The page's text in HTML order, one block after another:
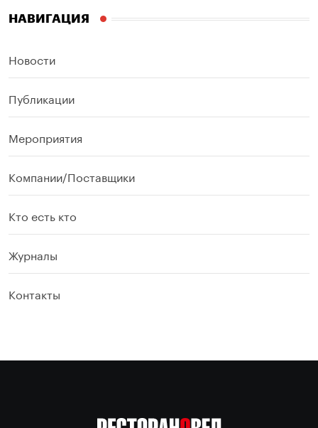
НАВИГАЦИЯ
Новости
Публикации
Мероприятия
Компании/Поставщики
Кто есть кто
Журналы
Контакты